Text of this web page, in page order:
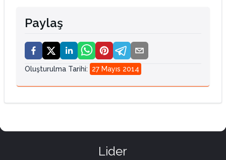
Paylaş
Oluşturulma Tarihi: 27 Mayıs 2014
Lider